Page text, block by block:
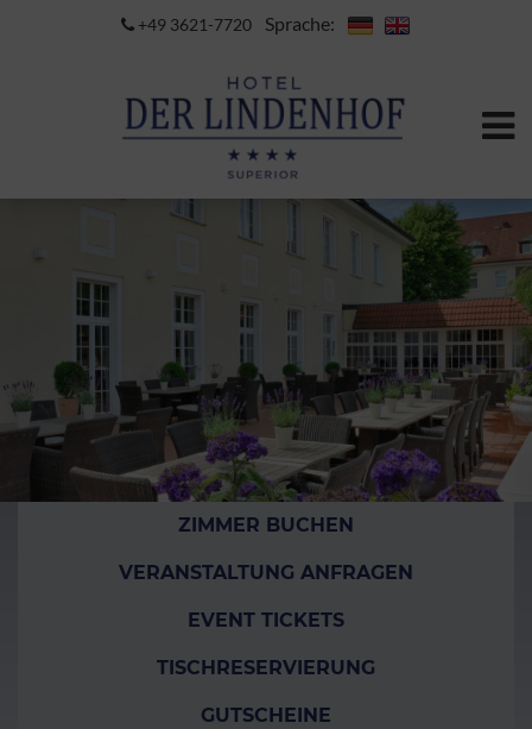
+49 3621-7720 Sprache:
ZIMMER BUCHEN
VERANSTALTUNG ANFRAGEN
EVENT TICKETS
TISCHRESERVIERUNG
GUTSCHEINE